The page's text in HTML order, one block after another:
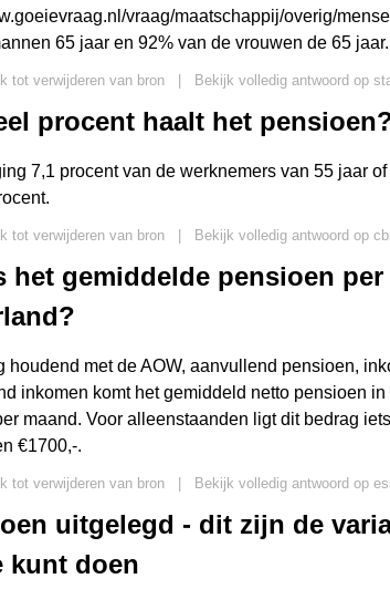
vraag/maatschappij/overig/
65 jaar en 92% van de vrouwen de 65 jaar.
tot verwijderen van bron Bekijk volledig antwoord op
procent haalt het
7,1 procent van de werknemers van 55 jaar
tot verwijderen van bron Bekijk volledig antwoord op
het gemiddelde pensioen
houdend met de AOW, aanvullend pensioen,
inkomen komt het gemiddeld netto pensioen
maand. Voor alleenstaanden ligt dit bedrag
€1700,-.
tot verwijderen van bron Bekijk volledig antwoord op
uitgelegd - dit zijn de
kunt doen